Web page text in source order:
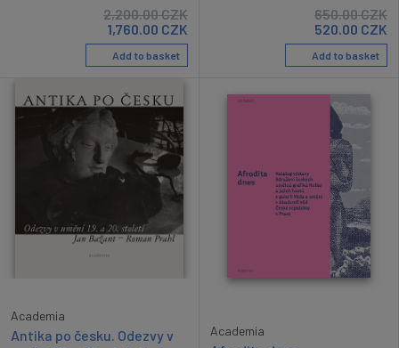
2,200.00CZK
1,760.00 CZK
Add to basket
650.00CZK
520.00 CZK
Add to basket
Academia
Antika po česku. Odezvy v
Academia